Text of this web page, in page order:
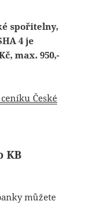
spořitelny,
4 je
max. 950,-
České
KB
můžete